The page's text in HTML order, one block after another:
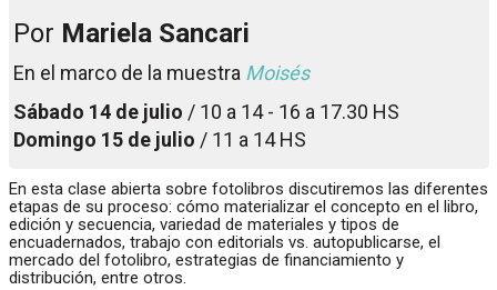
Por Mariela Sancari
En el marco de la muestra Moisés
Sábado 14 de julio / 10 a 14 - 16 a 17.30 HS
Domingo 15 de julio / 11 a 14 HS
En esta clase abierta sobre fotolibros discutiremos las diferentes
etapas de su proceso: cómo materializar el concepto en el libro,
edición y secuencia, variedad de materiales y tipos de
encuadernados, trabajo con editorials vs. autopublicarse, el
mercado del fotolibro, estrategias de financiamiento y
distribución, entre otros.